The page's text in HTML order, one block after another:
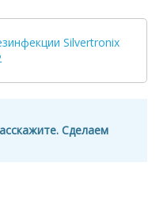
Сделаем